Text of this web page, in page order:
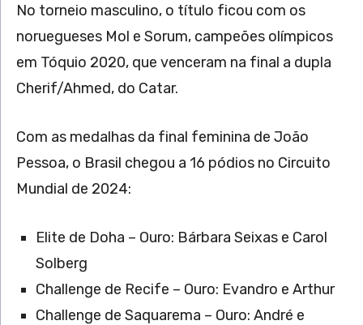
No torneio masculino, o título ficou com os
noruegueses Mol e Sorum, campeões olímpicos
em Tóquio 2020, que venceram na final a dupla
Cherif/Ahmed, do Catar.
Com as medalhas da final feminina de João
Pessoa, o Brasil chegou a 16 pódios no Circuito
Mundial de 2024:
Elite de Doha – Ouro: Bárbara Seixas e Carol
Solberg
Challenge de Recife – Ouro: Evandro e Arthur
Challenge de Saquarema – Ouro: André e